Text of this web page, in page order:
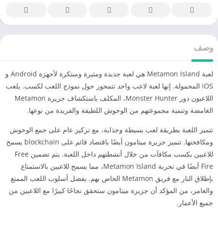
وصف
لعبة Metamon Island هي لعبة جديدة ومثيرة ومبتكرة لأجهزة Android و
iOS المحمولة. إنها لعبة لاعب واحد تتمحور حول نموذج اللعب لكسب. يلعب
اللاعبون دور Monster Hunter، المكلف باستكشاف جزيرة Metamon
الغامضة وتنمية مجموعتهم من الوحوش اللطيفة والفريدة من نوعها.
تتميز اللعبة بطريقة لعب بسيطة وجذابة، مع تركيز عام على جمع الوحوش
ومكافحتها. تتميز جزيرة ميتامون أيضًا باقتصاد قائم على blockchain يسمح
للاعبين بكسب مكافآت من خلال أنشطتهم داخل اللعبة. يتم تضمين Free
Fire أيضًا في تجربة Metamon Island، مما يسمح للاعبين بالاستمتاع
بإطلاق النار مع فريق Metamon الخاص بهم. بفضل أسلوب اللعب الممتع
والغامر، من المؤكد أن جزيرة ميتامون ستحقق نجاحًا كبيرًا مع اللاعبين من
جميع الأعمار.